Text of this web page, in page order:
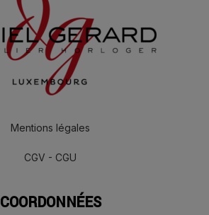
Mentions légales
CGV - CGU
COORDONNÉES